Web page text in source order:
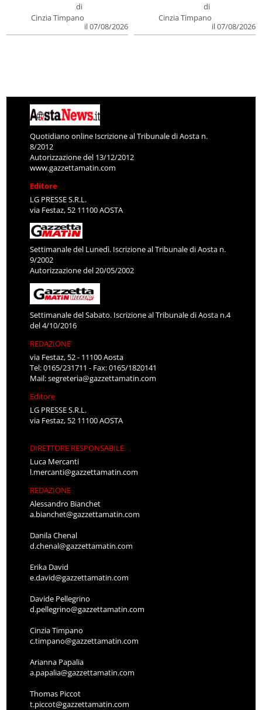
di
Cinzia Timpano
il 07/08/2026
di
Cinzia Timpano
il 07/08/2026
Quotidiano online Iscrizione al Tribunale di Aosta n.
8/2012
Autorizzazione del 13/12/2012
www.gazzettamatin.com
Editore
LG PRESSE S.R.L.
via Festaz, 52 11100 AOSTA
Settimanale del Lunedì. Iscrizione al Tribunale di Aosta n.
9/2002
Autorizzazione del 20/05/2002
Settimanale del Sabato. Iscrizione al Tribunale di Aosta n.4
del 4/10/2016
REDAZIONE
via Festaz, 52 - 11100 Aosta
Tel: 0165/231711 - Fax: 0165/1820141
Mail:segreteria@gazzettamatin.com
Editore
LG PRESSE S.R.L.
via Festaz, 52 11100 AOSTA
DIRETTORE RESPONSABILE
Luca Mercanti
l.mercanti@gazzettamatin.com
REDAZIONE
Alessandro Bianchet
a.bianchet@gazzettamatin.com
Danila Chenal
d.chenal@gazzettamatin.com
Erika David
e.david@gazzettamatin.com
Davide Pellegrino
d.pellegrino@gazzettamatin.com
Cinzia Timpano
c.timpano@gazzettamatin.com
Arianna Papalia
a.papalia@gazzettamatin.com
Thomas Piccot
t.piccot@gazzettamatin.com